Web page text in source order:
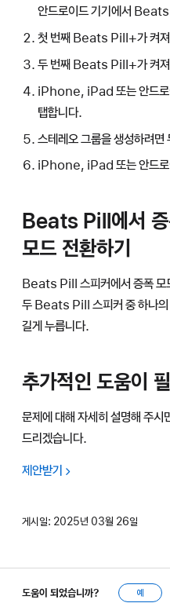
안드로이드 기기에서 Beats
첫 번째 Beats Pill+가 켜져
두 번째 Beats Pill+가 켜져
iPhone, iPad 또는 안드로
탭합니다.
스테레오 그룹을 생성하려면
iPhone, iPad 또는 안드로
Beats Pill에서 증
모드 전환하기
Beats Pill 스피커에서 증폭 모
두 Beats Pill 스피커 중 하나의
길게 누릅니다.
추가적인 도움이
문제에 대해 자세히 설명해 주시
드리겠습니다.
제안받기
게시일: 2025년 03월 26일
도움이 되었습니까? 예